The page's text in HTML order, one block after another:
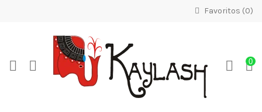
Favoritos (0)
0